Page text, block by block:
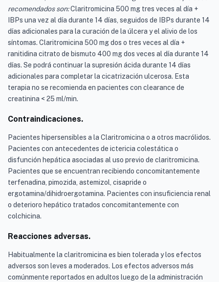
recomendados son:Claritromicina 500 mg tres veces al día +
IBPs una vez al día durante 14 días, seguidos de IBPs durante 14
días adicionales para la curación de la úlcera y el alivio de los
síntomas. Claritromicina 500 mg dos o tres veces al día +
ranitidina citrato de bismuto 400 mg dos veces al día durante 14
días. Se podrá continuar la supresión ácida durante 14 días
adicionales para completar la cicatrización ulcerosa. Esta
terapia no se recomienda en pacientes con clearance de
creatinina < 25 ml/min.
Contraindicaciones.
Pacientes hipersensibles a la Claritromicina o a otros macrólidos.
Pacientes con antecedentes de ictericia colestática o
disfunción hepática asociadas al uso previo de claritromicina.
Pacientes que se encuentran recibiendo concomitantemente
terfenadina, pimozida, astemizol, cisapride o
ergotamina/dihidroergotamina. Pacientes con insuficiencia renal
o deterioro hepático tratados concomitantemente con
colchicina.
Reacciones adversas.
Habitualmente la claritromicina es bien tolerada y los efectos
adversos son leves a moderados. Los efectos adversos más
comúnmente reportados en adultos luego de la administración